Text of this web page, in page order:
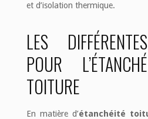
et d’isolation thermique.
LES
POUR
TOITURE
En matière d’étanchéité